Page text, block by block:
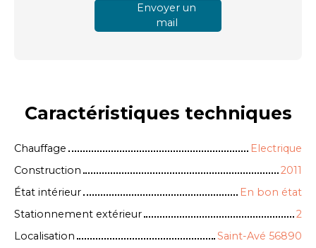
Envoyer un
mail
Caractéristiques techniques
Chauffage
Electrique
Construction
2011
État intérieur
En bon état
Stationnement extérieur
2
Localisation
Saint-Avé 56890